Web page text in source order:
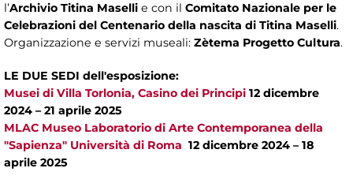
l’Archivio Titina Maselli e con il Comitato Nazionale per le
Celebrazioni del Centenario della nascita di Titina Maselli.
Organizzazione e servizi museali: Zètema Progetto Cultura.
LE DUE SEDI dell'esposizione:
Musei di Villa Torlonia, Casino dei Principi 12 dicembre
2024 – 21 aprile 2025
MLAC Museo Laboratorio di Arte Contemporanea della
"Sapienza" Università di Roma 12 dicembre 2024 – 18
aprile 2025